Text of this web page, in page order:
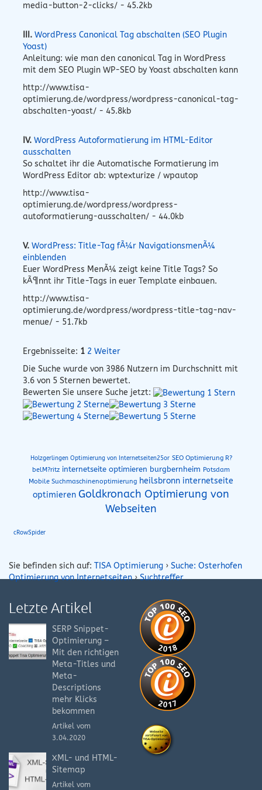
media-button-2-clicks/ - 45.2kb
III. WordPress Canonical Tag abschalten (SEO Plugin
Yoast)
Anleitung: wie man den canonical Tag in WordPress
mit dem SEO Plugin WP-SEO by Yoast abschalten kann
http://www.tisa-
optimierung.de/wordpress/wordpress-canonical-tag-
abschalten-yoast/ - 45.8kb
IV. WordPress Autoformatierung im HTML-Editor
ausschalten
So schaltet ihr die Automatische Formatierung im
WordPress Editor ab: wptexturize / wpautop
http://www.tisa-
optimierung.de/wordpress/wordpress-
autoformatierung-ausschalten/ - 44.0kb
V. WordPress: Title-Tag fÃ¼r NavigationsmenÃ¼
einblenden
Euer WordPress MenÃ¼ zeigt keine Title Tags? So
kÃ¶nnt ihr Title-Tags in euer Template einbauen.
http://www.tisa-
optimierung.de/wordpress/wordpress-title-tag-nav-
menue/ - 51.7kb
Ergebnisseite: 1 2 Weiter
Die Suche wurde von 3986 Nutzern im Durchschnitt mit
3.6 von 5 Sternen bewertet.
Bewerten Sie unsere Suche jetzt:
Holzgerlingen Optimierung von Internetseiten25or SEO Optimierung R?
belM?ritz internetseite optimieren burgbernheim Potsdam
Mobile Suchmaschinenoptimierung heilsbronn internetseite
optimieren Goldkronach Optimierung von
Webseiten
cRowSpider
Sie befinden sich auf: TISA Optimierung › Suche: Osterhofen
Optimierung von Internetseiten›Suchtreffer
Letzte Artikel
SERP Snippet-
Optimierung –
Mit den richtigen
Meta-Titles und
Meta-
Descriptions
mehr Klicks
bekommen
Artikel vom
3.04.2020
XML- und HTML-
Sitemap
Artikel vom